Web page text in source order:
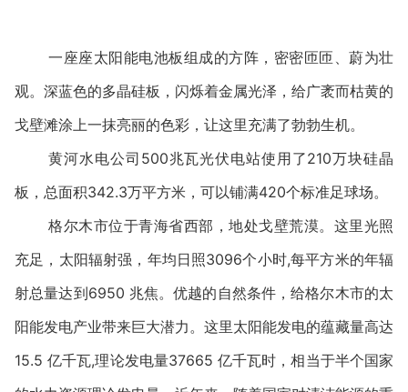
一座座太阳能电池板组成的方阵，密密匝匝、蔚为壮
观。深蓝色的多晶硅板，闪烁着金属光泽，给广袤而枯黄的
戈壁滩涂上一抹亮丽的色彩，让这里充满了勃勃生机。
黄河水电公司500兆瓦光伏电站使用了210万块硅晶
板，总面积342.3万平方米，可以铺满420个标准足球场。
格尔木市位于青海省西部，地处戈壁荒漠。这里光照
充足，太阳辐射强，年均日照3096个小时,每平方米的年辐
射总量达到6950 兆焦。优越的自然条件，给格尔木市的太
阳能发电产业带来巨大潜力。这里太阳能发电的蕴藏量高达
15.5 亿千瓦,理论发电量37665 亿千瓦时，相当于半个国家